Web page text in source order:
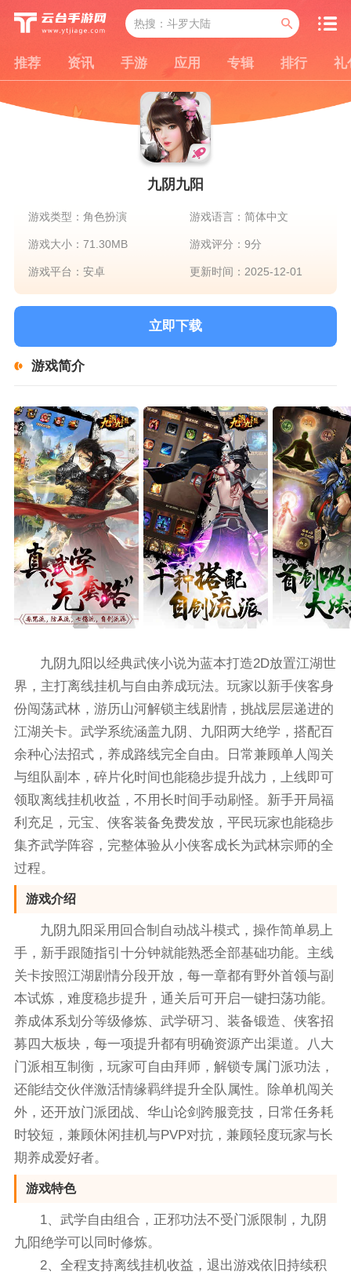
推荐 资讯 手游 应用 专辑 排行 礼
九阴九阳
游戏类型：角色扮演 游戏语言：简体中文
游戏大小：71.30MB 游戏评分：9分
游戏平台：安卓 更新时间：2025-12-01
立即下载
游戏简介
九阴九阳以经典武侠小说为蓝本打造2D放置江湖世
界，主打离线挂机与自由养成玩法。玩家以新手侠客身
份闯荡武林，游历山河解锁主线剧情，挑战层层递进的
江湖关卡。武学系统涵盖九阴、九阳两大绝学，搭配百
余种心法招式，养成路线完全自由。日常兼顾单人闯关
与组队副本，碎片化时间也能稳步提升战力，上线即可
领取离线挂机收益，不用长时间手动刷怪。新手开局福
利充足，元宝、侠客装备免费发放，平民玩家也能稳步
集齐武学阵容，完整体验从小侠客成长为武林宗师的全
过程。
游戏介绍
九阴九阳采用回合制自动战斗模式，操作简单易上
手，新手跟随指引十分钟就能熟悉全部基础功能。主线
关卡按照江湖剧情分段开放，每一章都有野外首领与副
本试炼，难度稳步提升，通关后可开启一键扫荡功能。
养成体系划分等级修炼、武学研习、装备锻造、侠客招
募四大板块，每一项提升都有明确资源产出渠道。八大
门派相互制衡，玩家可自由拜师，解锁专属门派功法，
还能结交伙伴激活情缘羁绊提升全队属性。除单机闯关
外，还开放门派团战、华山论剑跨服竞技，日常任务耗
时较短，兼顾休闲挂机与PVP对抗，兼顾轻度玩家与长
期养成爱好者。
游戏特色
1、武学自由组合，正邪功法不受门派限制，九阴
九阳绝学可以同时修炼。
2、全程支持离线挂机收益，退出游戏依旧持续积